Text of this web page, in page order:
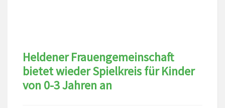
Heldener Frauengemeinschaft
bietet wieder Spielkreis für Kinder
von 0-3 Jahren an